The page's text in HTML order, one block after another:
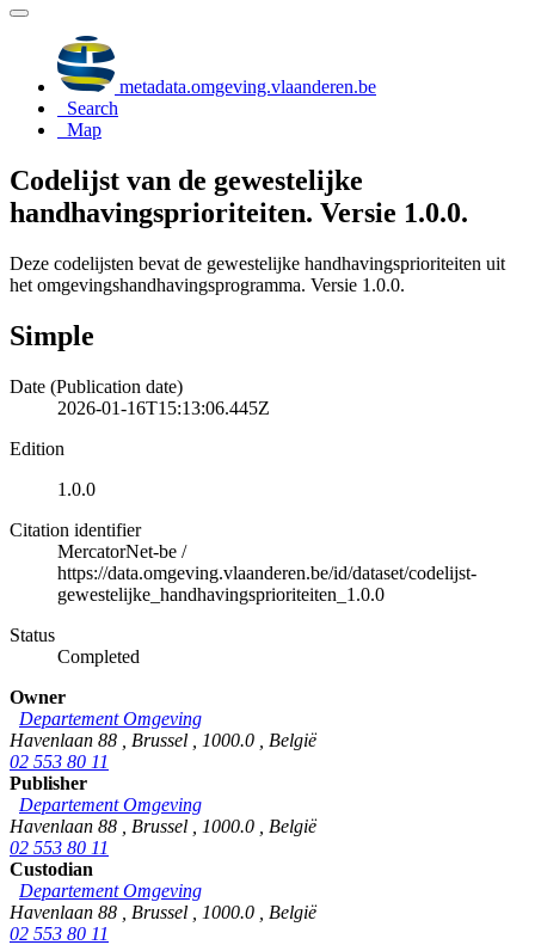
metadata.omgeving.vlaanderen.be
Search
Map
Codelijst van de gewestelijke
handhavingsprioriteiten. Versie 1.0.0.
Deze codelijsten bevat de gewestelijke handhavingsprioriteiten uit
het omgevingshandhavingsprogramma. Versie 1.0.0.
Simple
Date (Publication date)
2026-01-16T15:13:06.445Z
Edition
1.0.0
Citation identifier
MercatorNet-be /
https://data.omgeving.vlaanderen.be/id/dataset/codelijst-
gewestelijke_handhavingsprioriteiten_1.0.0
Status
Completed
Owner
Departement Omgeving
Havenlaan 88
Brussel 1000.0
België
02 553 80 11
Publisher
Departement Omgeving
Havenlaan 88
Brussel 1000.0
België
02 553 80 11
Custodian
Departement Omgeving
Havenlaan 88
Brussel 1000.0
België
02 553 80 11